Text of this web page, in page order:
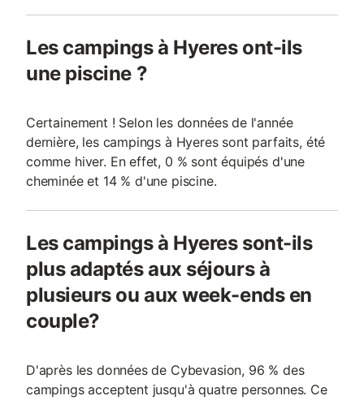
Les campings à Hyeres ont-ils
une piscine ?
Certainement ! Selon les données de l'année
dernière, les campings à Hyeres sont parfaits, été
comme hiver. En effet, 0 % sont équipés d'une
cheminée et 14 % d'une piscine.
Les campings à Hyeres sont-ils
plus adaptés aux séjours à
plusieurs ou aux week-ends en
couple?
D'après les données de Cybevasion, 96 % des
campings acceptent jusqu'à quatre personnes. Ce